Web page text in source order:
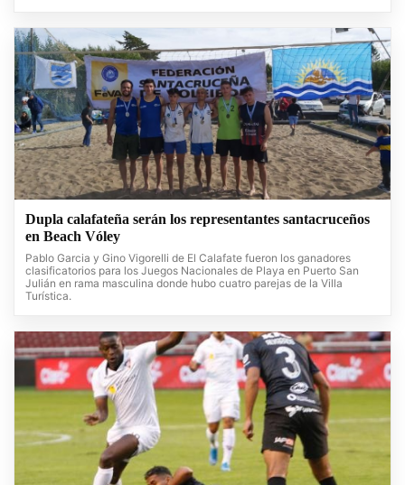
Dupla calafateña serán los representantes santacruceños
en Beach Vóley
Pablo Garcia y Gino Vigorelli de El Calafate fueron los ganadores
clasificatorios para los Juegos Nacionales de Playa en Puerto San
Julián en rama masculina donde hubo cuatro parejas de la Villa
Turística.